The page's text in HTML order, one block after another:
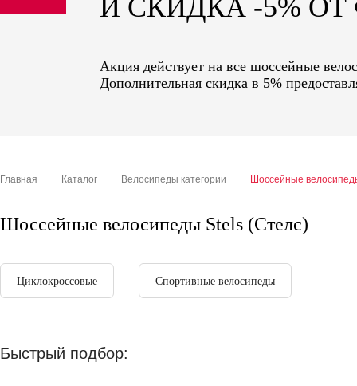
sale
И СКИДКА -5%
Акция действует на все шоссейные
Дополнительная скидка в 5%
Главная Каталог Велосипеды категории Шоссейные
Шоссейные велосипеды Stels (Стелс)
Циклокроссовые Спортивные велосипеды
Быстрый подбор: